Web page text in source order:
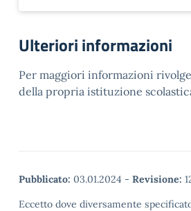
Ulteriori informazioni
Per maggiori informazioni
della propria istituzione
Pubblicato: 03.01.2024 - Revisione:
Eccetto dove diversamente